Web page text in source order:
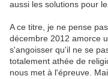
aussi les solutions pour
A ce titre, je ne pense
décembre 2012 amorce
s'angoisser qu'il ne se
totalement athée de
nous met à l'épreuve.